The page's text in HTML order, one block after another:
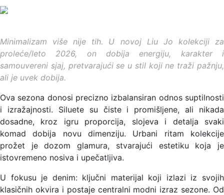
Minimalizam više nije tih. U novoj Liu Jo kolekciji za
proleće/leto 2026, on dobija energiju, karakter i
samouvereni sjaj, pretvarajući se u stil koji ne traži pažnju,
ali je uvek dobija.
Ova sezona donosi precizno izbalansiran odnos suptilnosti
i izražajnosti. Siluete su čiste i promišljene, ali nikada
dosadne, kroz igru proporcija, slojeva i detalja svaki
komad dobija novu dimenziju. Urbani ritam kolekcije
prožet je dozom glamura, stvarajući estetiku koja je
istovremeno nosiva i upečatljiva.
U fokusu je denim: ključni materijal koji izlazi iz svojih
klasičnih okvira i postaje centralni modni izraz sezone. Od